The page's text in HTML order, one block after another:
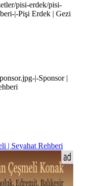
pisi-erdek/pisi-
|-Pişi Erdek | Gezi
|-Sponsor |